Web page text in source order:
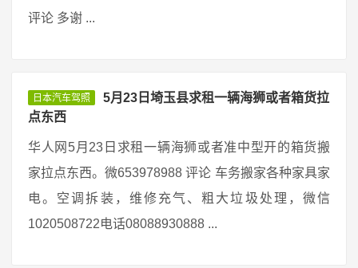
评论 多谢 ...
日本汽车驾照
5月23日埼玉县求租一辆海狮或者箱货拉
点东西
华人网5月23日求租一辆海狮或者准中型开的箱货搬
家拉点东西。微653978988 评论 车务搬家各种家具家
电。空调拆装，维修充气、粗大垃圾处理，微信
1020508722电话08088930888 ...